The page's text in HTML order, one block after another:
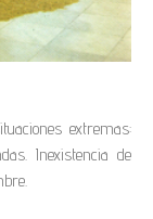
extremas:
Inexistencia de